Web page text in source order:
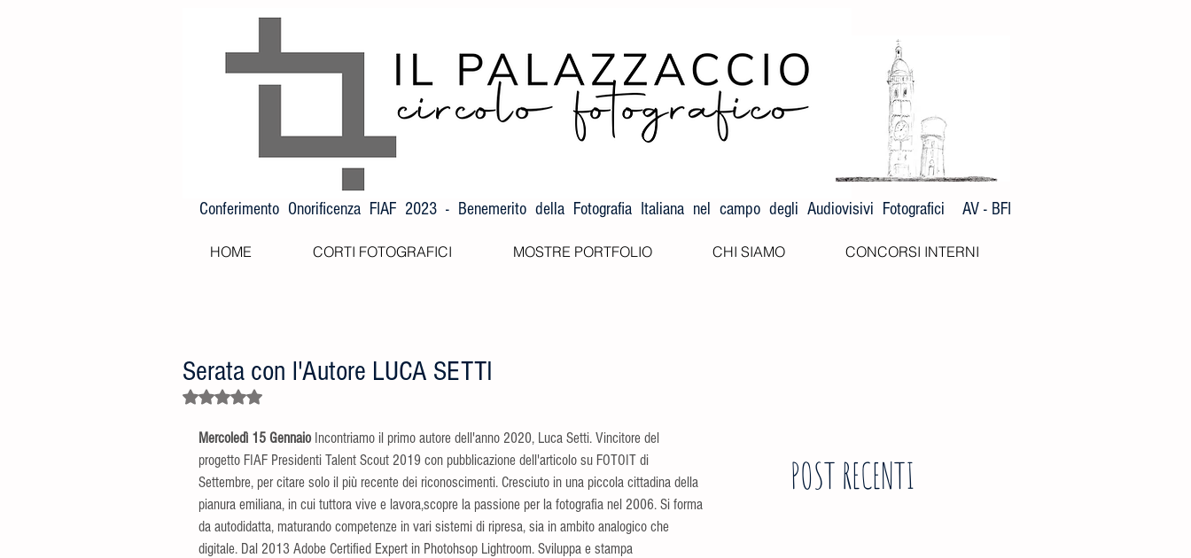
Conferimento Onorificenza FIAF 2023 - Benemerito della Fotografia Italiana nel campo degli Audiovisivi Fotografici AV - BFI
HOME CORTI FOTOGRAFICI MOSTRE PORTFOLIO CHI SIAMO CONCORSI INTERNI
Serata con l'Autore LUCA SETTI
Valutazione NaN stelle su 5.
Mercoledì 15 Gennaio Incontriamo il primo autore dell'anno 2020, Luca Setti. Vincitore del
progetto FIAF Presidenti Talent Scout 2019 con pubblicazione dell'articolo su FOTOIT di
Settembre, per citare solo il più recente dei riconoscimenti. Cresciuto in una piccola cittadina della
pianura emiliana, in cui tuttora vive e lavora,scopre la passione per la fotografia nel 2006. Si forma
da autodidatta, maturando competenze in vari sistemi di ripresa, sia in ambito analogico che
digitale. Dal 2013 Adobe Certified Expert in Photohsop Lightroom. Sviluppa e stampa
POST RECENTI